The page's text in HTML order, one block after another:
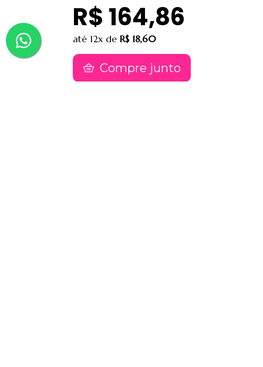
R$ 164,86
até 12x de R$ 18,60
Compre junto